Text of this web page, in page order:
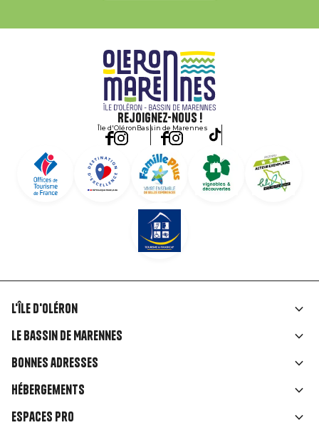
Rejoignez-nous !
Île d'OléronBassin de Marennes
Liens
rubriques
L'île d'Oléron
Le Bassin de Marennes
Bonnes adresses
Hébergements
Espaces Pro